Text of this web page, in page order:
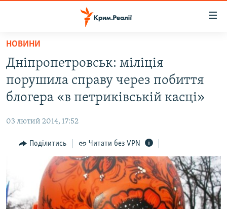
Перейти
основного
матеріалу
Перейти
до
основної
Перейти
ВОДА.КРИМ
ВІДЕО ТА ФОТО
БЛОГИ
ПОГЛЯД
ВСЕ ЗА ДЕНЬ
СПЕЦПРОЕКТИ
НОВИНИ
Дніпропетровськ: міліція
порушила справу через побиття
блогера «в петриківській касці»
03 лютий 2014, 17:52
Поділитись Читати без VPN